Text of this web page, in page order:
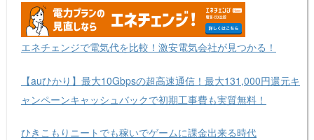
エネチェンジで電気代を比較！激安電気会社が見つかる！
【auひかり】最大10Gbpsの超高速通信！最大131,000円還元キ
ャンペーンキャッシュバックで初期工事費も実質無料！
ひきこもりニートでも稼いでゲームに課金出来る時代